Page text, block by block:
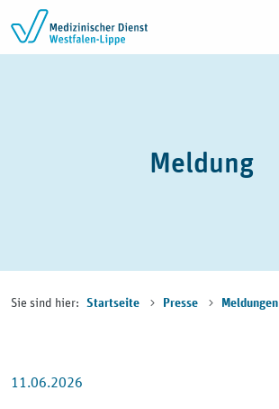
Zum Inhalt springen
Meldung
Sie sind hier: Startseite Presse Meldungen
11.06.2026